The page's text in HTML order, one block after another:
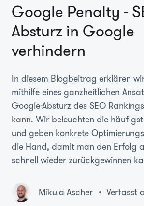
Referenzen
Branchen
Karriere
Über Uns
Google Penalty -
Absturz in Google
verhindern
In diesem Blogbeitrag erklären
mithilfe eines ganzheitlichen
Google-Absturz des SEO
kann. Wir beleuchten die
und geben konkrete
die Hand, damit man den Erfolg
schnell wieder zurückgewinnen
Mikula Ascher Verfasst